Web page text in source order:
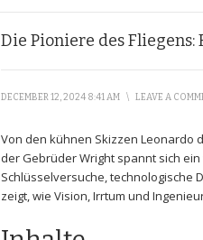
Die Pioniere des
DECEMBER 12, 2024 8:41 AM \ LEAVE A
Von‌ den⁢ kühnen Skizzen Leonardo
der Gebrüder ⁣Wright​ spannt sich
Schlüsselversuche,​ technologische
zeigt, wie​ Vision, Irrtum und